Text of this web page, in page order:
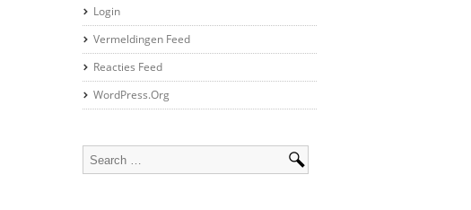
Login
Vermeldingen Feed
Reacties Feed
WordPress.org